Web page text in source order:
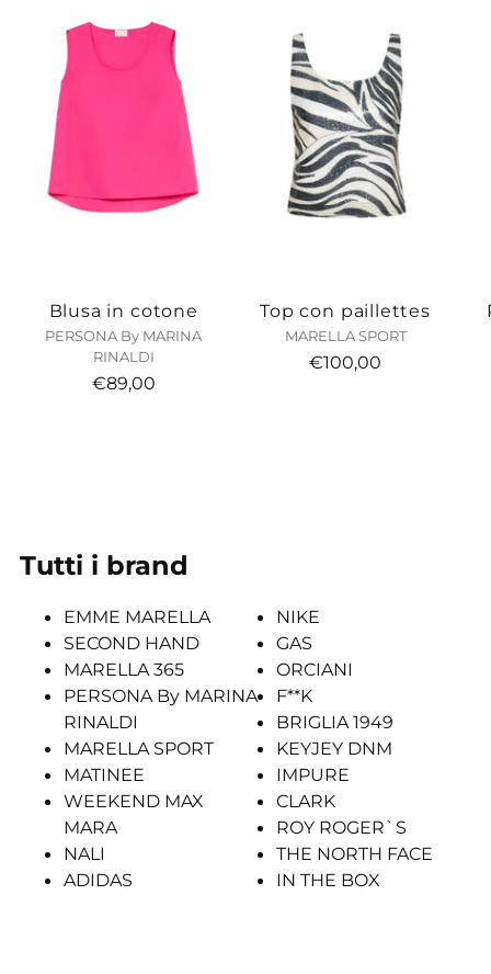
Blusa in cotone
PERSONA By MARINA
RINALDI
€89,00
Top con paillettes
MARELLA SPORT
€100,00
Tutti i brand
EMME MARELLA
SECOND HAND
MARELLA 365
PERSONA By MARINA
RINALDI
MARELLA SPORT
MATINEE
WEEKEND MAX
MARA
NALI
ADIDAS
NIKE
GAS
ORCIANI
F**K
BRIGLIA 1949
KEYJEY DNM
IMPURE
CLARK
ROY ROGER`S
THE NORTH FACE
IN THE BOX